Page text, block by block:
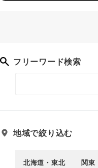
フリーワード検索
地域で絞り込む
北海道・東北 関東